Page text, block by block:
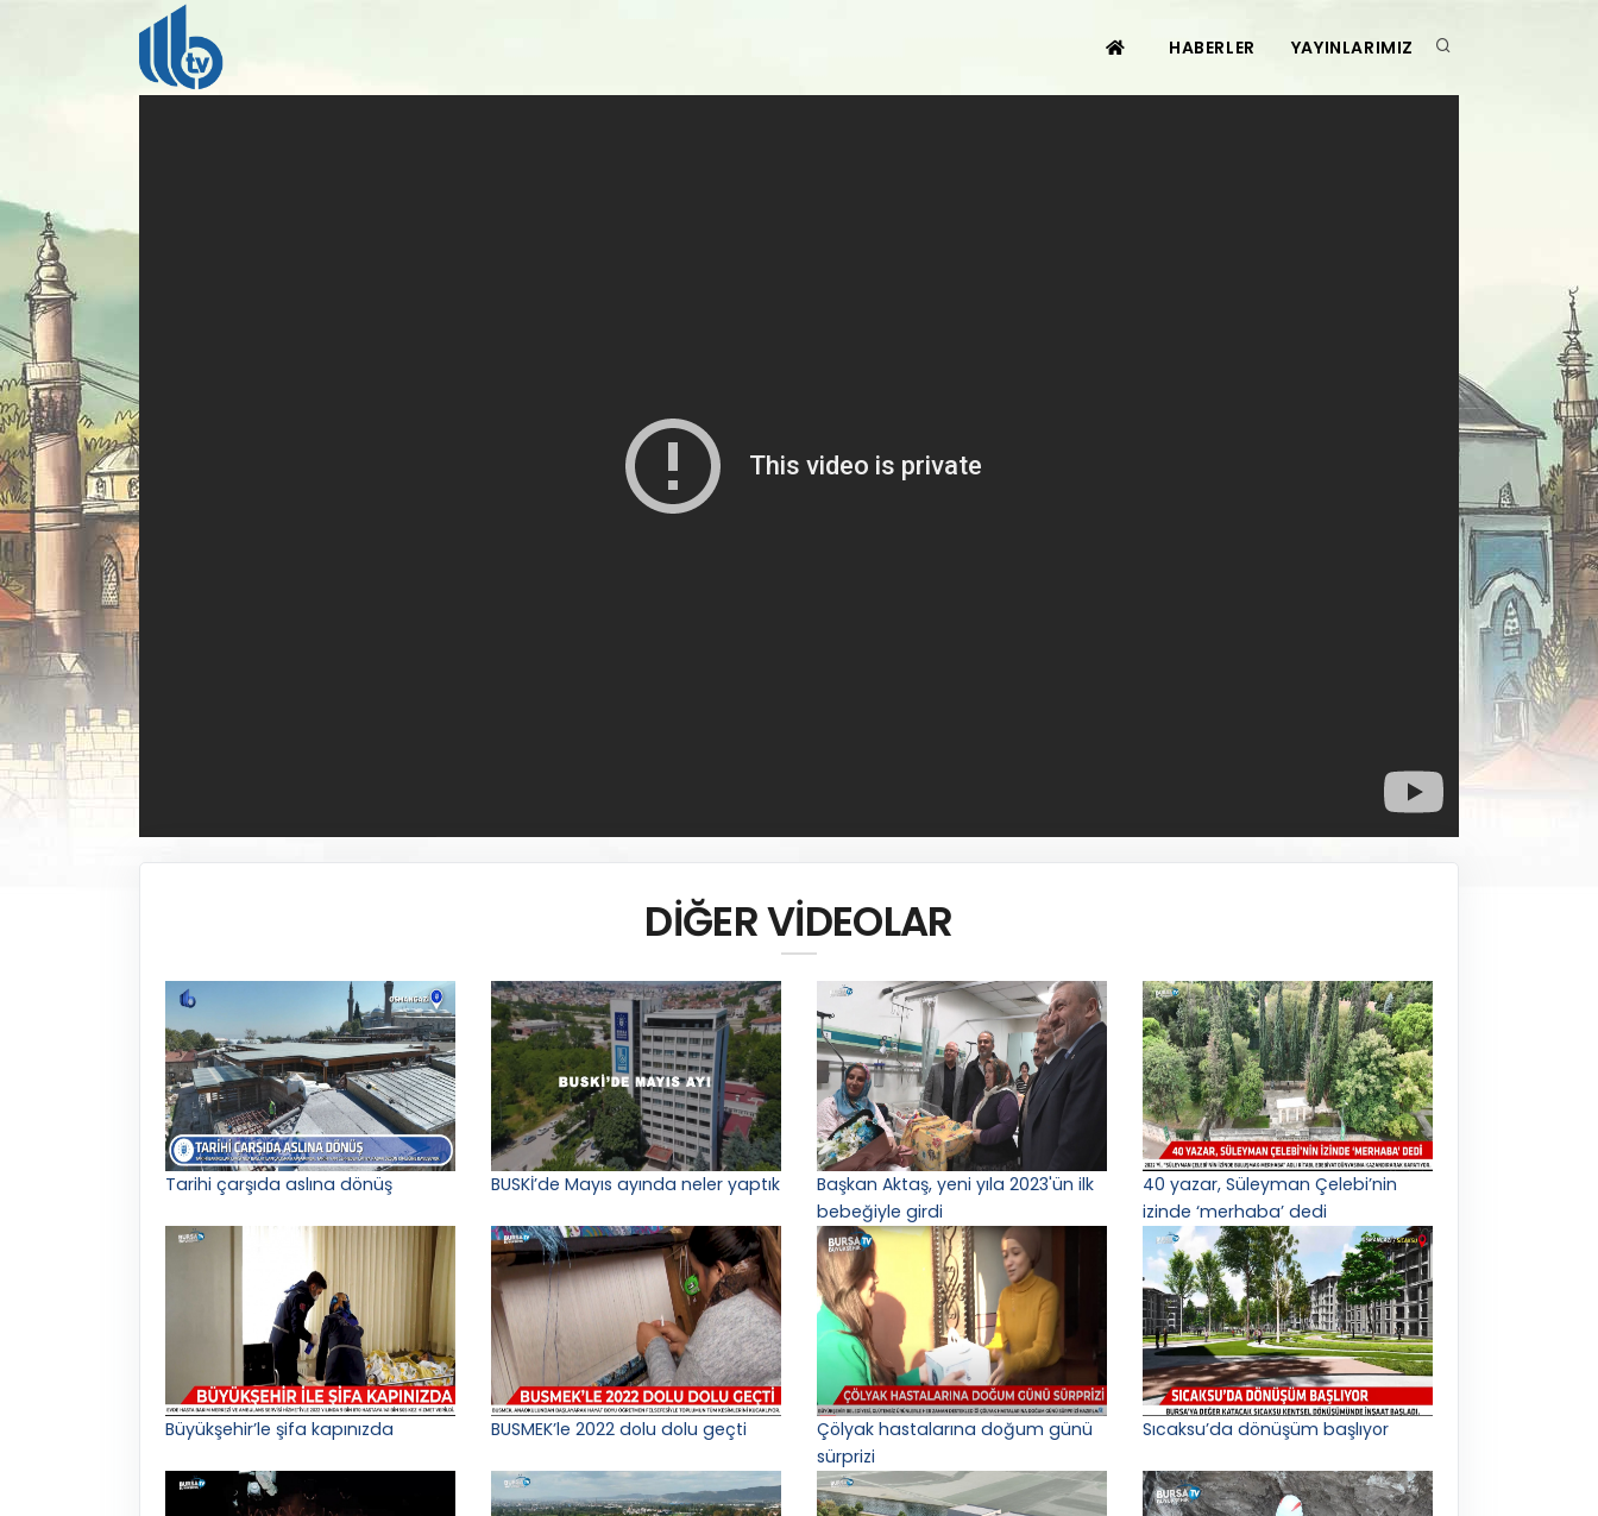
HABERLER YAYINLARIMIZ
DİĞER VİDEOLAR
Tarihi çarşıda aslına dönüş BUSKİ’de Mayıs ayında neler yaptık
Başkan Aktaş, yeni yıla 2023'ün ilk
bebeğiyle girdi
40 yazar, Süleyman Çelebi’nin
izinde ‘merhaba’ dedi
Büyükşehir’le şifa kapınızda BUSMEK’le 2022 dolu dolu geçti
Çölyak hastalarına doğum günü
sürprizi
Sıcaksu’da dönüşüm başlıyor